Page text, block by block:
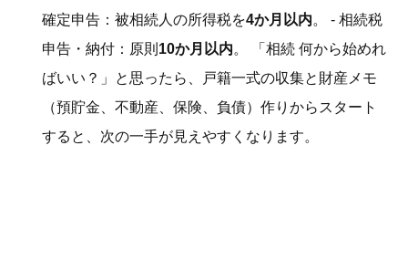
確定申告：被相続人の所得税を4か月以内。 - 相続税
申告・納付：原則 10か月以内。 「相続 何から始めれ
ばいい？」と思ったら、戸籍一式の収集と財産メモ
（預貯金、不動産、保険、負債）作りからスタート
すると、次の一手が見えやすくなります。